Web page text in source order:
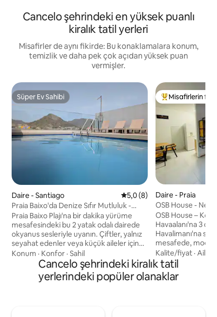
Cancelo şehrindeki en yüksek puanlı
kiralık tatil yerleri
Misafirler de aynı fikirde: Bu konaklamalara konum,
temizlik ve daha pek çok açıdan yüksek puan
vermişler.
Süper Ev Sahibi
Süper Ev Sahibi
Daire - Santiago 5 üzerinden ortalama 5,0
5,0 (8)
Praia Baixo'da Denize Sıfır Mutluluk -
Denize 1 Dakika Yürüme Mesafesinde
Praia Baixo Plajı'na bir dakika yürüme
mesafesindeki bu 2 yatak odalı dairede
okyanus sesleriyle uyanın. Çiftler, yalnız
seyahat edenler veya küçük aileler için
ideal olan tamamen mobilyalı inziva
yerimiz kaygısız bir kaçış sunar.
Kahvenizin tadını çıkarın, sonra yüzün
veya altın kumda güneşlenin. Yakındaki
Konum · Konfor · Sahil
Misafirlerin
Misafirlerin
Daire - Praia
OSB House -
Havalimanı'na 3
OSB House –
Havaalanı'na 3
Havalimanı'na
mesafede,
dairede konforlu
keyfini çıkarın. Dairede tüm alan için
18.000 BTU
oturma odası,
Kalite/fiyat ·Aile
Cancelo şehrindeki kiralık tatil
yerlerindeki popüler olanaklar